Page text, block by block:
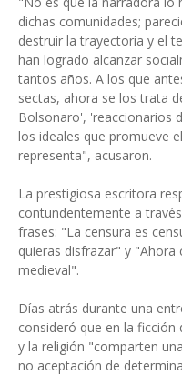
dichas comunidades;
destruir la trayectoria y el
han logrado alcanzar
tantos años. A los que
sectas, ahora se los trata
Bolsonaro', 'reaccionarios
los ideales que promueve
representa", acusaron.
La prestigiosa escritora
contundentemente a
frases: "La censura es
quieras disfrazar" y "Ahora
medieval".
Días atrás durante una
consideró que en la
y la religión "comparten
no aceptación de